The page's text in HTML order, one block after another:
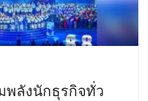
พลังนักธุรกิจทั่ว